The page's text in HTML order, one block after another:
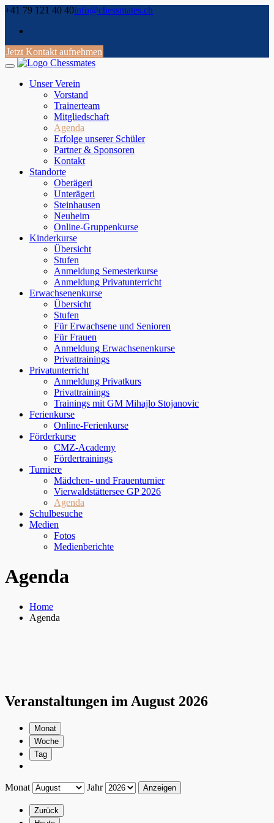
Skip
content
+41 79 121 40 40info@chessmates.ch
Jetzt Kontakt aufnehmen
Unser Verein
Vorstand
Trainerteam
Mitgliedschaft
Agenda
Erfolge unserer Schüler
Partner & Sponsoren
Kontakt
Standorte
Oberägeri
Unterägeri
Steinhausen
Neuheim
Online-Gruppenkurse
Kinderkurse
Übersicht
Stufen
Anmeldung Semesterkurse
Anmeldung Privatunterricht
Erwachsenenkurse
Übersicht
Stufen
Für Erwachsene und Senioren
Für Frauen
Anmeldung Erwachsenenkurse
Privattrainings
Privatunterricht
Anmeldung Privatkurs
Privattrainings
Trainings mit GM Mihajlo Stojanovic
Ferienkurse
Online-Ferienkurse
Förderkurse
CMZ-Academy
Fördertrainings
Turniere
Mädchen- und Frauenturnier
Vierwaldstättersee GP 2026
Agenda
Schulbesuche
Medien
Fotos
Medienberichte
Agenda
Home
Agenda
Veranstaltungen im August 2026
Monat
Woche
Tag
Monat Jahr
Zurück